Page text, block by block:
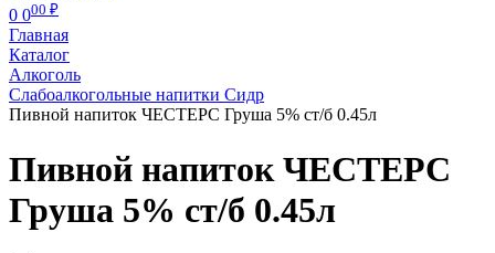
0 000 ₽
Главная
Каталог
Алкоголь
Слабоалкогольные напитки Сидр
Пивной напиток ЧЕСТЕРС Груша 5% ст/б 0.45л
Пивной напиток ЧЕСТЕРС
Груша 5% ст/б 0.45л